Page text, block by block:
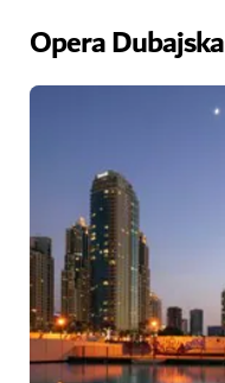
Opera Dubajska